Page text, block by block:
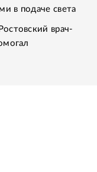
в подаче света
врач-